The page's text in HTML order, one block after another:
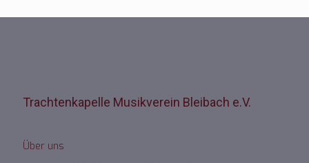
Trachtenkapelle Musikverein Bleibach e.V.
Über uns